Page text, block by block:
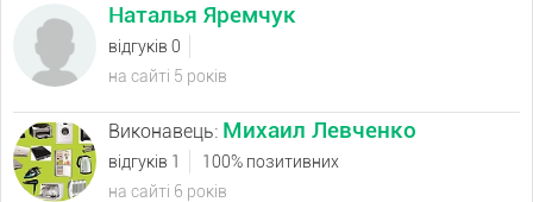
Наталья Яремчук
відгуків 0
на сайті 5 років
Виконавець: Михаил Левченко
відгуків 1
100% позитивних
на сайті 6 років